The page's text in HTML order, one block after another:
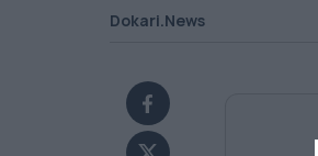
Dokari.News